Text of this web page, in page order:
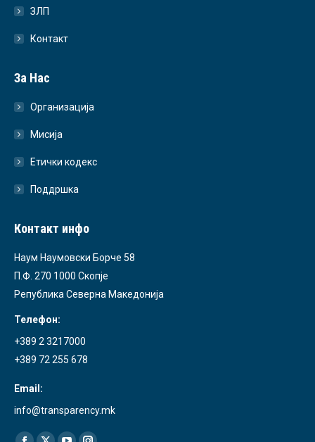
ЗЛП
Контакт
За Нас
Организација
Мисија
Етички кодекс
Поддршка
Контакт инфо
Наум Наумовски Борче 58
П.Ф. 270 1000 Скопје
Република Северна Македонија
Телефон:
+389 2 3217000
+389 72 255 678
Email:
info@transparency.mk
Find us on: